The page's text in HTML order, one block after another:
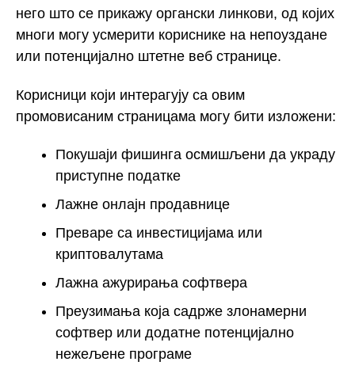
него што се прикажу органски линкови, од којих
многи могу усмерити кориснике на непоуздане
или потенцијално штетне веб странице.
Корисници који интерагују са овим
промовисаним страницама могу бити изложени:
Покушаји фишинга осмишљени да украду
приступне податке
Лажне онлајн продавнице
Преваре са инвестицијама или
криптовалутама
Лажна ажурирања софтвера
Преузимања која садрже злонамерни
софтвер или додатне потенцијално
нежељене програме